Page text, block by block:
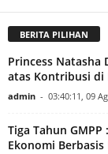
BERITA PILIHAN
Princess Natasha
atas Kontribusi di
admin - 03:40:11, 09
Tiga Tahun
Ekonomi Berbasis